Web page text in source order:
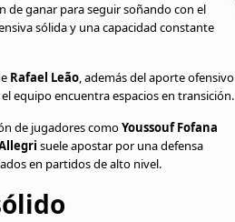
de ganar para seguir soñando con el
sólida y una capacidad constante
Rafael Leão, además del aporte ofensivo
equipo encuentra espacios en transición.
de jugadores comoYoussouf Fofana
suele apostar por una defensa
en partidos de alto nivel.